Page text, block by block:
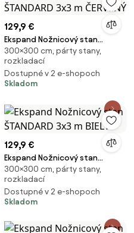
129,9 €
Ekspand Nožnicový stan
ŠTANDARD 3x3 m ČERVENÝ
300×300 cm, párty stany,
rozkladací
Dostupné v 2 e-shopoch
Skladom
129,9 €
Ekspand Nožnicový stan
ŠTANDARD 3x3 m BIELY
300×300 cm, párty stany,
rozkladací
Dostupné v 2 e-shopoch
Skladom